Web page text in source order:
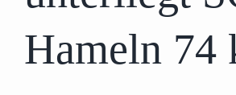
Hameln 74